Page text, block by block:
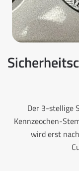
Der 3-stellige
Kennzeochen-
wird erst